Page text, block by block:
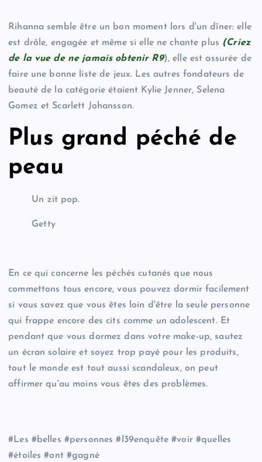
Rihanna semble être un bon moment lors d'un dîner: elle
est drôle, engagée et même si elle ne chante plus (Criez
de la vue de ne jamais obtenir R9), elle est assurée de
faire une bonne liste de jeux. Les autres fondateurs de
beauté de la catégorie étaient Kylie Jenner, Selena
Gomez et Scarlett Johansson.
Plus grand péché de
peau
Un zit pop.
Getty
En ce qui concerne les péchés cutanés que nous
commettons tous encore, vous pouvez dormir facilement
si vous savez que vous êtes loin d'être la seule personne
qui frappe encore des cits comme un adolescent. Et
pendant que vous dormez dans votre make-up, sautez
un écran solaire et soyez trop payé pour les produits,
tout le monde est tout aussi scandaleux, on peut
affirmer qu'au moins vous êtes des problèmes.
#Les #belles #personnes #l39enquête #voir #quelles
#étoiles #ont #gagné